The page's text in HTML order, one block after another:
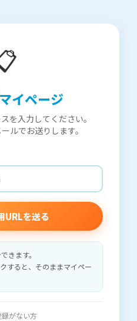
イページ
を入力してください。
ルでお送りします。
URLを送る
きます。
すると、そのままマイペー
録がない方